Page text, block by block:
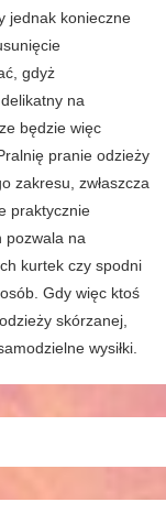
jednak konieczne
gdyż
na
będzie więc
pranie odzieży
zakresu, zwłaszcza
praktycznie
pozwala na
kurtek czy spodni
Gdy więc ktoś
skórzanej,
wysiłki.